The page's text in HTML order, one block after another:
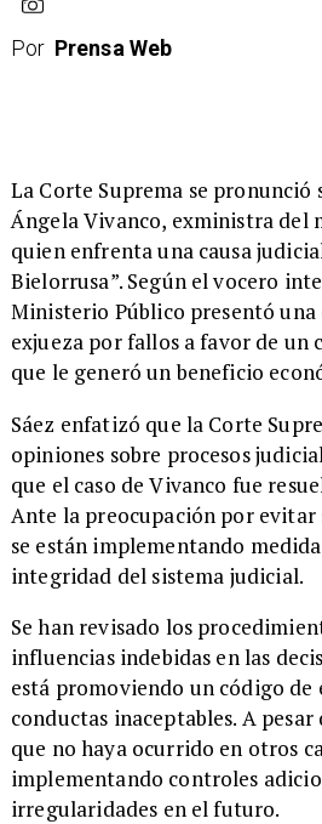
Por Prensa Web
La Corte Suprema se pronunció
Ángela Vivanco, exministra del
quien enfrenta una causa
Bielorrusa”. Según el vocero
Ministerio Público presentó
exjueza por fallos a favor de un
que le generó un beneficio
Sáez enfatizó que la Corte
opiniones sobre procesos
que el caso de Vivanco fue
Ante la preocupación por evitar
se están implementando
integridad del sistema judicial.
Se han revisado los
influencias indebidas en las
está promoviendo un código
conductas inaceptables. A
que no haya ocurrido en otros
implementando controles
irregularidades en el futuro.